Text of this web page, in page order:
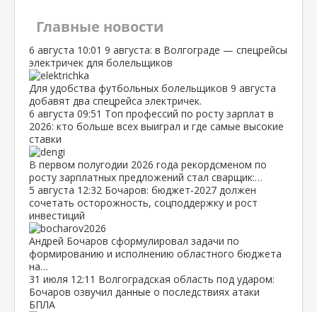
Главные новости
6 августа 10:01 9 августа: в Волгограде — спецрейсы
электричек для болельщиков
Для удобства футбольных болельщиков 9 августа
добавят два спецрейса электричек.
6 августа 09:51 Топ профессий по росту зарплат в
2026: кто больше всех выиграл и где самые высокие
ставки
В первом полугодии 2026 года рекордсменом по
росту зарплатных предложений стал сварщик:…
5 августа 12:32 Бочаров: бюджет‑2027 должен
сочетать осторожность, соцподдержку и рост
инвестиций
Андрей Бочаров сформулировал задачи по
формированию и исполнению областного бюджета
на…
31 июля 12:11 Волгоградская область под ударом:
Бочаров озвучил данные о последствиях атаки
БПЛА